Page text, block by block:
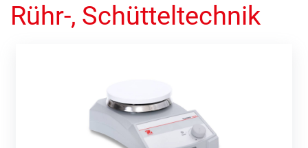
Rühr-, Schütteltechnik